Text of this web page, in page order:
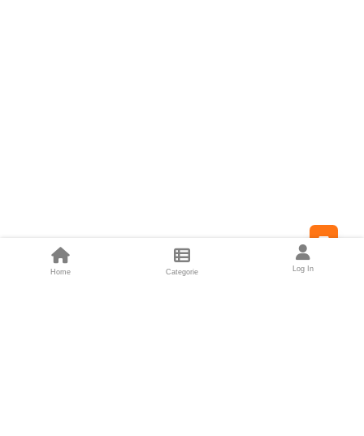
Home Categorie Log In